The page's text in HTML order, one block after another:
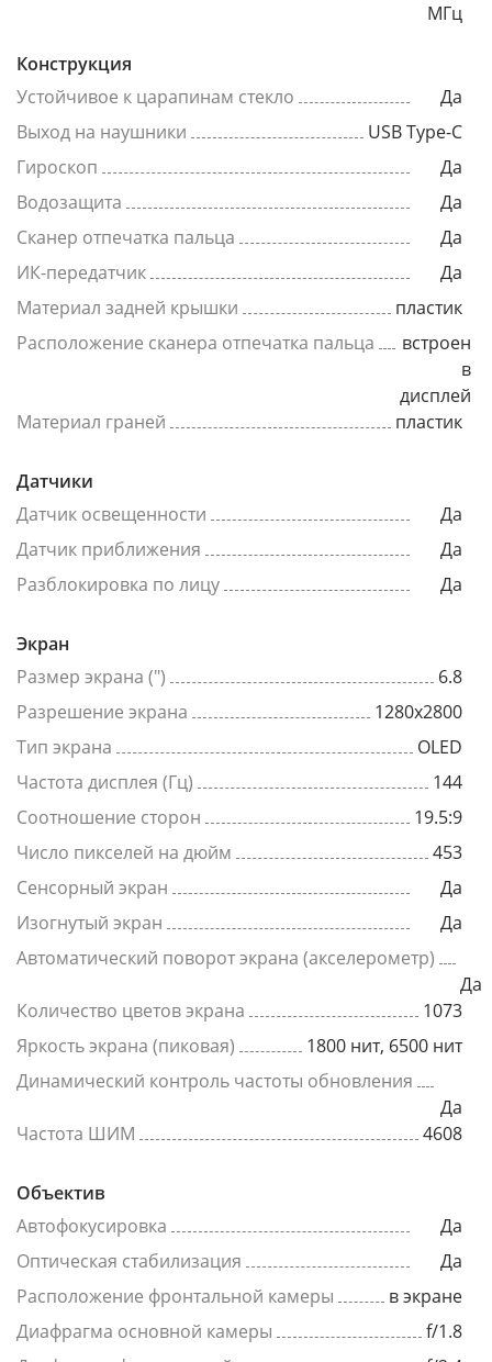
МГц
Конструкция
Устойчивое к царапинам стекло
Да
Выход на наушники
USB Type-C
Гироскоп
Да
Водозащита
Да
Сканер отпечатка пальца
Да
ИК-передатчик
Да
Материал задней крышки
пластик
Расположение сканера отпечатка пальца
встроен
в
дисплей
Материал граней
пластик
Датчики
Датчик освещенности
Да
Датчик приближения
Да
Разблокировка по лицу
Да
Экран
Размер экрана (")
6.8
Разрешение экрана
1280x2800
Тип экрана
OLED
Частота дисплея (Гц)
144
Соотношение сторон
19.5:9
Число пикселей на дюйм
453
Сенсорный экран
Да
Изогнутый экран
Да
Автоматический поворот экрана (акселерометр)
Да
Количество цветов экрана
1073
Яркость экрана (пиковая)
1800 нит, 6500 нит
Динамический контроль частоты обновления
Да
Частота ШИМ
4608
Объектив
Автофокусировка
Да
Оптическая стабилизация
Да
Расположение фронтальной камеры
в экране
Диафрагма основной камеры
f/1.8